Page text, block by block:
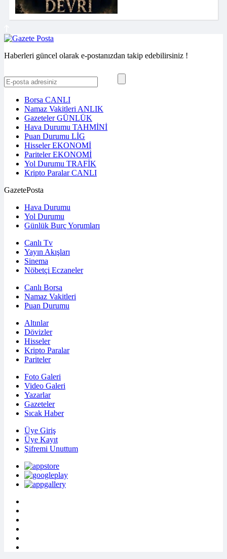
Haberleri güncel olarak e-postanızdan takip edebilirsiniz !
Borsa CANLI
Namaz Vakitleri ANLIK
GazetelerGÜNLÜK
Hava Durumu TAHMİNİ
Puan Durumu LİG
HisselerEKONOMİ
ParitelerEKONOMİ
Yol Durumu TRAFİK
Kripto ParalarCANLI
GazetePosta
Hava Durumu
Yol Durumu
Günlük Burç Yorumları
Canlı Tv
Yayın Akışları
Sinema
Nöbetçi Eczaneler
Canlı Borsa
Namaz Vakitleri
Puan Durumu
Altınlar
Dövizler
Hisseler
Kripto Paralar
Pariteler
Foto Galeri
Video Galeri
Yazarlar
Gazeteler
Sıcak Haber
Üye Giriş
Üye Kayıt
Şifremi Unuttum